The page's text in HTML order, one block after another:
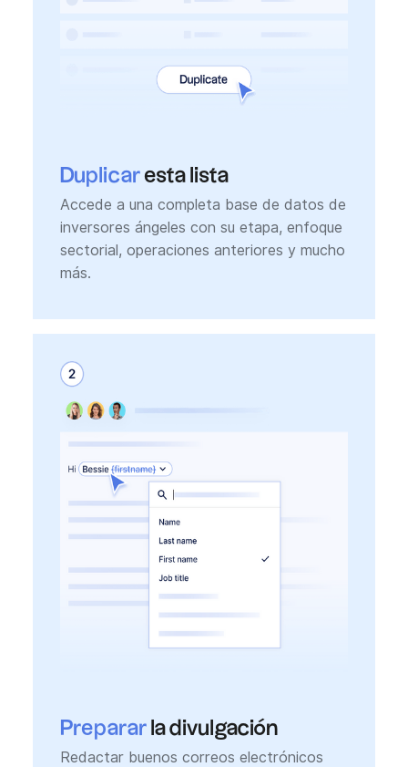
Duplicaresta lista
Accede a una completa base de datos de
inversores ángeles con su etapa, enfoque
sectorial, operaciones anteriores y mucho
más.
Prepararla divulgación
Redactar buenos correos electrónicos